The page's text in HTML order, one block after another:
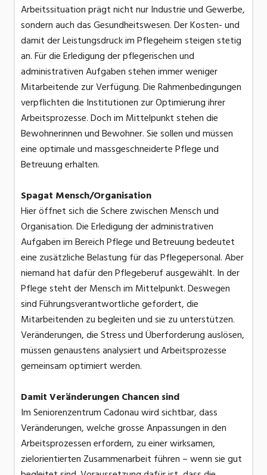
Arbeitssituation prägt nicht nur Industrie und Gewerbe,
sondern auch das Gesundheitswesen. Der Kosten- und
damit der Leistungsdruck im Pflegeheim steigen stetig
an. Für die Erledigung der pflegerischen und
administrativen Aufgaben stehen immer weniger
Mitarbeitende zur Verfügung. Die Rahmenbedingungen
verpflichten die Institutionen zur Optimierung ihrer
Arbeitsprozesse. Doch im Mittelpunkt stehen die
Bewohnerinnen und Bewohner. Sie sollen und müssen
eine optimale und massgeschneiderte Pflege und
Betreuung erhalten.
Spagat Mensch/Organisation
Hier öffnet sich die Schere zwischen Mensch und
Organisation. Die Erledigung der administrativen
Aufgaben im Bereich Pflege und Betreuung bedeutet
eine zusätzliche Belastung für das Pflegepersonal. Aber
niemand hat dafür den Pflegeberuf ausgewählt. In der
Pflege steht der Mensch im Mittelpunkt. Deswegen
sind Führungsverantwortliche gefordert, die
Mitarbeitenden zu begleiten und sie zu unterstützen.
Veränderungen, die Stress und Überforderung auslösen,
müssen genaustens analysiert und Arbeitsprozesse
gemeinsam optimiert werden.
Damit Veränderungen Chancen sind
Im Seniorenzentrum Cadonau wird sichtbar, dass
Veränderungen, welche grosse Anpassungen in den
Arbeitsprozessen erfordern, zu einer wirksamen,
zielorientierten Zusammenarbeit führen – wenn sie gut